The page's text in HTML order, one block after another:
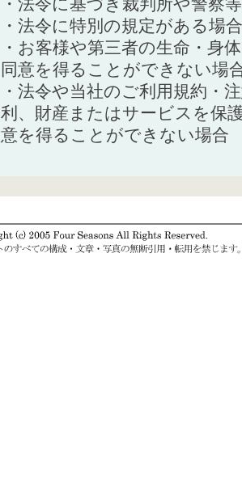
・法令に基づき裁判所や警察
・法令に特別の規定がある場合
・お客様や第三者の生命・身
同意を得ることができない場
・法令や当社のご利用規約・
利、財産またはサービスを保
意を得ることができない場合